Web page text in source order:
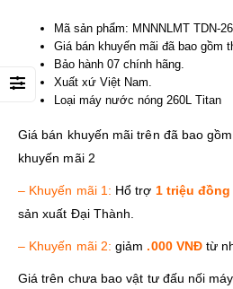
Mã sản phẩm: MNNNLMT TDN-
Giá bán khuyến mãi đã bao gồm
Bảo hành 07 chính hãng.
Xuất xứ Việt Nam.
Loại máy nước nóng 260L Titan
Giá bán khuyến mãi trên đã bao gồm
khuyến mãi 2
– Khuyến mãi 1: Hổ trợ 1 triệu đồng
sản xuất Đại Thành.
– Khuyến mãi 2: giảm .000 VNĐ từ
Giá trên chưa bao vật tư đấu nối